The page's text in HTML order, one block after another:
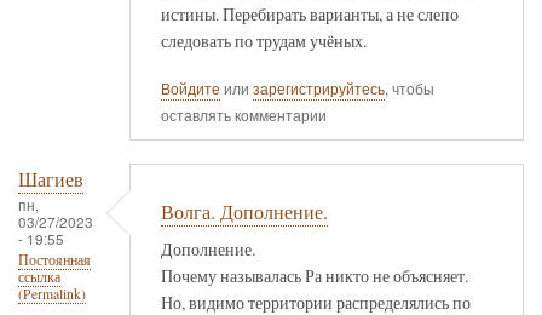
истины. Перебирать варианты, а не слепо
следовать по трудам учёных.
Войдите или зарегистрируйтесь, чтобы
оставлять комментарии
Шагиев
пн,
03/27/2023
- 19:55
Постоянная
ссылка
(Permalink)
Волга. Дополнение.
Дополнение.
Почему называлась Ра никто не объясняет.
Но, видимо территории распределялись по